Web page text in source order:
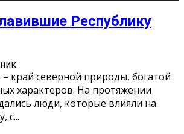
Республику
край северной природы, богатой
характеров. На протяжении
люди, которые влияли на
с...